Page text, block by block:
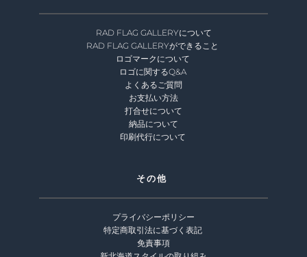
RAD FLAG GALLERYについて
RAD FLAG GALLERYができること
ロゴマークについて
ロゴに関するQ&A
よくあるご質問
お支払い方法
打合せについて
納品について
印刷代行について
その他
プライバシーポリシー
特定商取引法に基づく表記
免責事項